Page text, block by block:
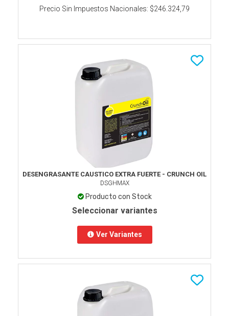
Precio Sin Impuestos Nacionales: $246.324,79
DESENGRASANTE CAUSTICO EXTRA FUERTE - CRUNCH OIL
DSGHMAX
Producto con Stock
Seleccionar variantes
Ver Variantes